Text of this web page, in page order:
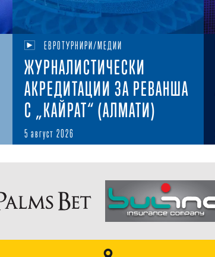
ЕВРОТУРНИРИ/МЕДИИ
ЖУРНАЛИСТИЧЕСКИ
АКРЕДИТАЦИИ ЗА РЕВАНША
С „КАЙРАТ“ (АЛМАТИ)
5 август 2026